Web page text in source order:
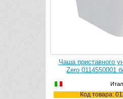
Чаша приставного
Zero 0114550001
Код товара: